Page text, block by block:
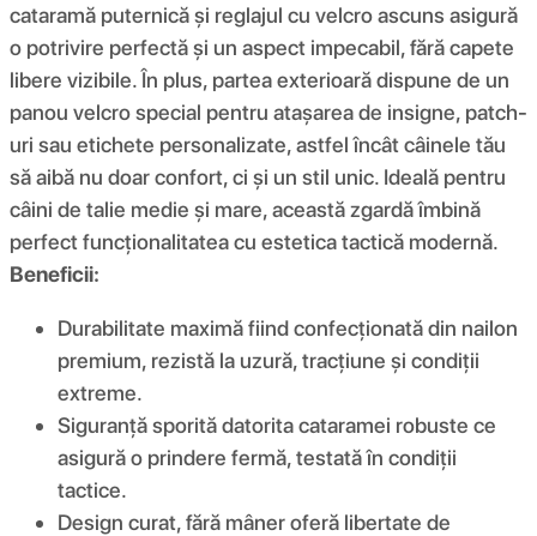
cataramă puternică și reglajul cu velcro ascuns asigură
o potrivire perfectă și un aspect impecabil, fără capete
libere vizibile. În plus, partea exterioară dispune de un
panou velcro special pentru atașarea de insigne, patch-
uri sau etichete personalizate, astfel încât câinele tău
să aibă nu doar confort, ci și un stil unic. Ideală pentru
câini de talie medie și mare, această zgardă îmbină
perfect funcționalitatea cu estetica tactică modernă.
Beneficii:
Durabilitate maximă fiind confecționată din nailon
premium, rezistă la uzură, tracțiune și condiții
extreme.
Siguranță sporită datorita cataramei robuste ce
asigură o prindere fermă, testată în condiții
tactice.
Design curat, fără mâner oferă libertate de